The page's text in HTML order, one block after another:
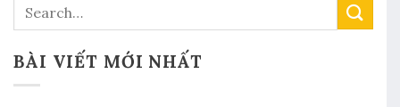
BÀI VIẾT MỚI NHẤT